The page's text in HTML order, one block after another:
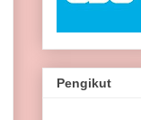
Pengikut